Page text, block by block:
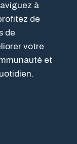
à
de
de
votre
et